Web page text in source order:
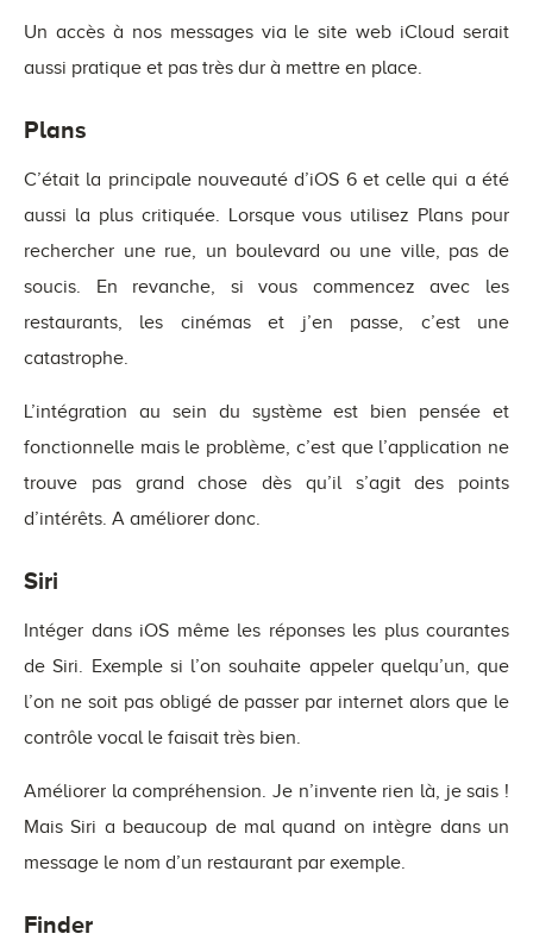
Un accès à nos messages via le site web iCloud serait
aussi pratique et pas très dur à mettre en place.
Plans
C’était la principale nouveauté d’iOS 6 et celle qui a été
aussi la plus critiquée. Lorsque vous utilisez Plans pour
rechercher une rue, un boulevard ou une ville, pas de
soucis. En revanche, si vous commencez avec les
restaurants, les cinémas et j’en passe, c’est une
catastrophe.
L’intégration au sein du système est bien pensée et
fonctionnelle mais le problème, c’est que l’application ne
trouve pas grand chose dès qu’il s’agit des points
d’intérêts. A améliorer donc.
Siri
Intéger dans iOS même les réponses les plus courantes
de Siri. Exemple si l’on souhaite appeler quelqu’un, que
l’on ne soit pas obligé de passer par internet alors que le
contrôle vocal le faisait très bien.
Améliorer la compréhension. Je n’invente rien là, je sais !
Mais Siri a beaucoup de mal quand on intègre dans un
message le nom d’un restaurant par exemple.
Finder